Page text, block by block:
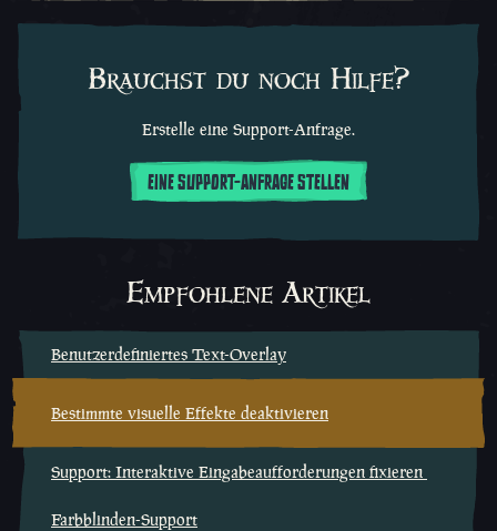
Brauchst du noch Hilfe?
Erstelle eine Support-Anfrage.
EINE SUPPORT-ANFRAGE STELLEN
Empfohlene Artikel
Benutzerdefiniertes Text-Overlay
Bestimmte visuelle Effekte deaktivieren
Support: Interaktive Eingabeaufforderungen fixieren
Farbblinden-Support